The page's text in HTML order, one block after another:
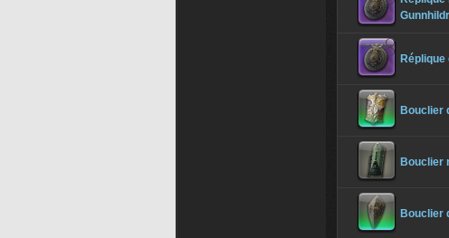
Gunnhildr
Bouclier
Bouclier
Bouclier